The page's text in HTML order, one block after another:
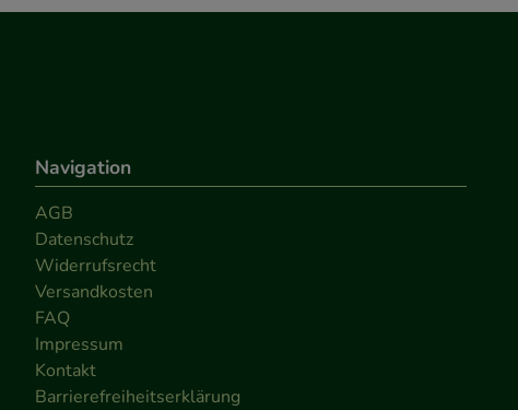
Navigation
AGB
Datenschutz
Widerrufsrecht
Versandkosten
FAQ
Impressum
Kontakt
Barrierefreiheitserklärung